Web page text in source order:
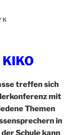
treffen sich
mit
Themen
in
Schule kann